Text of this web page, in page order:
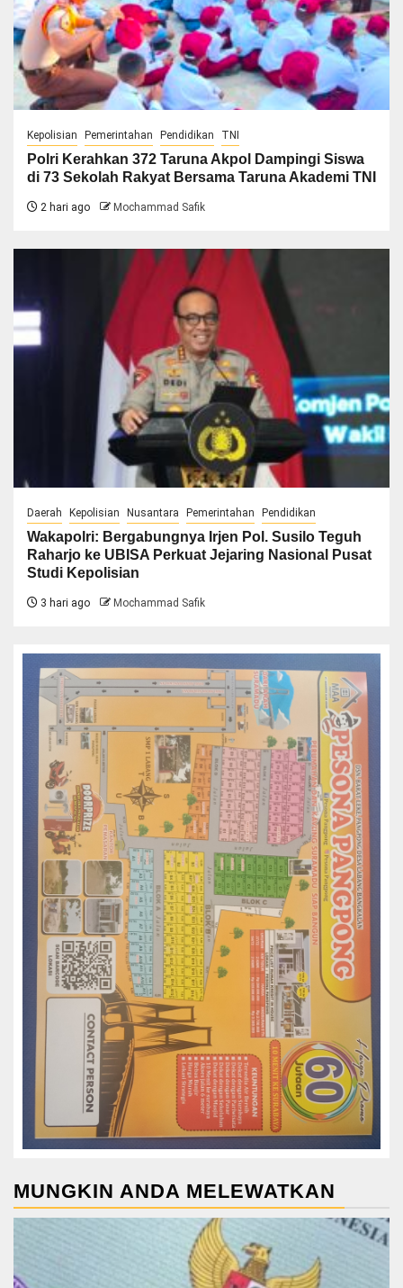
Kepolisian Pemerintahan Pendidikan TNI
Polri Kerahkan 372 Taruna Akpol Dampingi Siswa
di 73 Sekolah Rakyat Bersama Taruna Akademi TNI
2 hari ago Mochammad Safik
Daerah Kepolisian Nusantara Pemerintahan Pendidikan
Wakapolri: Bergabungnya Irjen Pol. Susilo Teguh
Raharjo ke UBISA Perkuat Jejaring Nasional Pusat
Studi Kepolisian
3 hari ago Mochammad Safik
MUNGKIN ANDA MELEWATKAN